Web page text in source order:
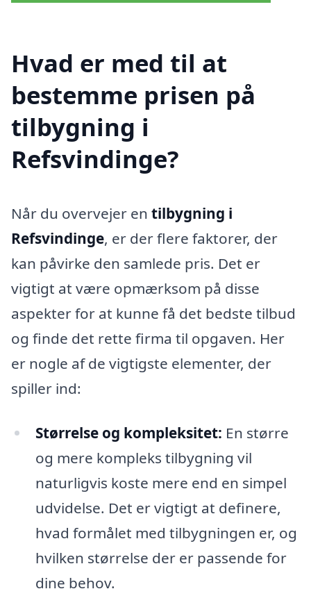
Hvad er med til at
bestemme prisen på
tilbygning i
Refsvindinge?
Når du overvejer en tilbygning i
Refsvindinge, er der flere faktorer, der
kan påvirke den samlede pris. Det er
vigtigt at være opmærksom på disse
aspekter for at kunne få det bedste tilbud
og finde det rette firma til opgaven. Her
er nogle af de vigtigste elementer, der
spiller ind:
Størrelse og kompleksitet: En større
og mere kompleks tilbygning vil
naturligvis koste mere end en simpel
udvidelse. Det er vigtigt at definere,
hvad formålet med tilbygningen er, og
hvilken størrelse der er passende for
dine behov.